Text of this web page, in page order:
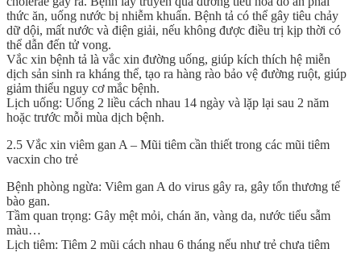
thức ăn, uống nước bị nhiễm khuẩn. Bệnh tả có thể gây tiêu chảy
dữ dội, mất nước và điện giải, nếu không được điều trị kịp thời có
thể dẫn đến tử vong.
Vắc xin bệnh tả là vắc xin đường uống, giúp kích thích hệ miễn
dịch sản sinh ra kháng thể, tạo ra hàng rào bảo vệ đường ruột, giúp
giảm thiểu nguy cơ mắc bệnh.
Lịch uống: Uống 2 liều cách nhau 14 ngày và lặp lại sau 2 năm
hoặc trước mỗi mùa dịch bệnh.
2.5 Vắc xin viêm gan A – Mũi tiêm cần thiết trong các mũi tiêm
vacxin cho trẻ
Bệnh phòng ngừa: Viêm gan A do virus gây ra, gây tổn thương tế
bào gan.
Tầm quan trọng: Gây mệt mỏi, chán ăn, vàng da, nước tiểu sẫm
màu…
Lịch tiêm: Tiêm 2 mũi cách nhau 6 tháng nếu như trẻ chưa tiêm